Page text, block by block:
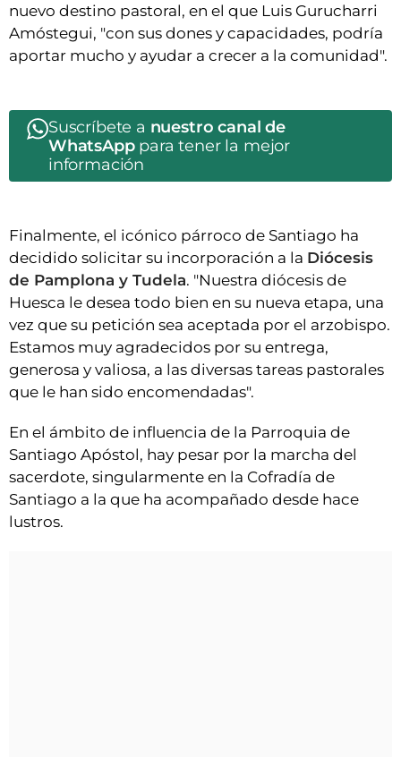
nuevo destino pastoral, en el que Luis Gurucharri
Amóstegui, "con sus dones y capacidades, podría
aportar mucho y ayudar a crecer a la comunidad".
Suscríbete a nuestro canal de
WhatsApppara tener la mejor
información
Finalmente, el icónico párroco de Santiago ha
decidido solicitar su incorporación a la Diócesis
de Pamplona y Tudela. "Nuestra diócesis de
Huesca le desea todo bien en su nueva etapa, una
vez que su petición sea aceptada por el arzobispo.
Estamos muy agradecidos por su entrega,
generosa y valiosa, a las diversas tareas pastorales
que le han sido encomendadas".
En el ámbito de influencia de la Parroquia de
Santiago Apóstol, hay pesar por la marcha del
sacerdote, singularmente en la Cofradía de
Santiago a la que ha acompañado desde hace
lustros.